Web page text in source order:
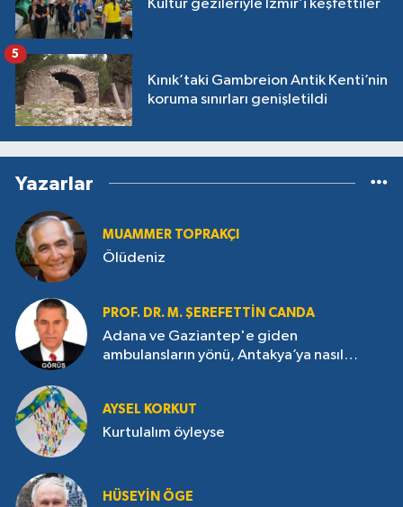
Kültür gezileriyle İzmir’i keşfettiler
Kınık’taki Gambreion Antik Kenti’nin
koruma sınırları genişletildi
5
Yazarlar
MUAMMER TOPRAKÇI
Ölüdeniz
PROF. DR. M. ŞEREFETTIN CANDA
Adana ve Gaziantep'e giden
ambulansların yönü, Antakya’ya nasıl
AYSEL KORKUT
Kurtulalım öyleyse
HÜSEYIN ÖGE